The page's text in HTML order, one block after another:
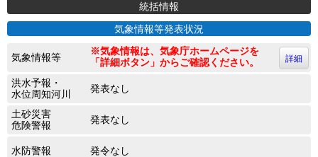
統括情報
気象情報等発表状況
気象情報等
※気象情報は、気象庁ホームページを
「詳細ボタン」からご確認ください。
詳細
洪水予報・
水位周知河川
発表なし
土砂災害
危険警報
発表なし
水防警報 発令なし